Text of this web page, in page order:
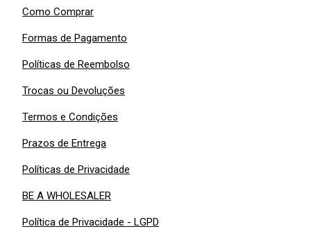
Como Comprar
Formas de Pagamento
Políticas de Reembolso
Trocas ou Devoluções
Termos e Condições
Prazos de Entrega
Políticas de Privacidade
BE A WHOLESALER
Política de Privacidade - LGPD